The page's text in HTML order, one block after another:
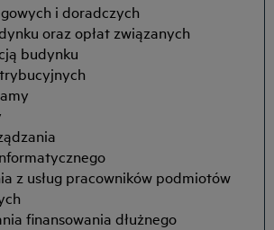
i doradczych
oraz opłat związanych
budynku
z usług pracowników podmiotów
finansowania dłużnego